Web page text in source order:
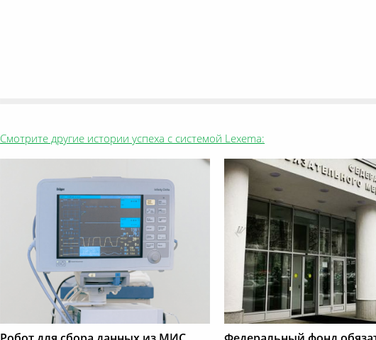
Смотрите другие истории успеха с системой Lexema: